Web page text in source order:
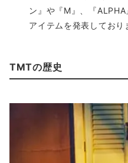
ン』や『M』、『
アイテムを発表しており
TMTの歴史